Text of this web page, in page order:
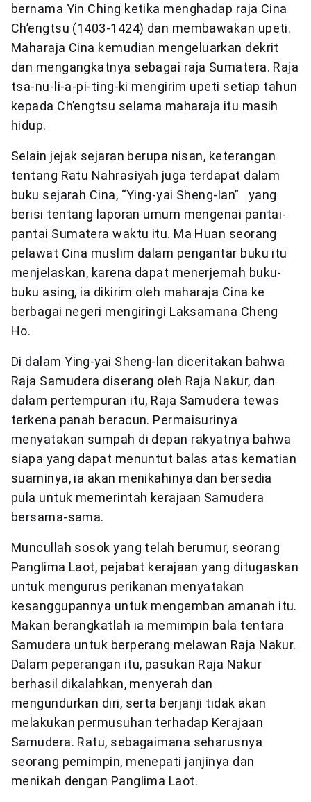
bernama Yin Ching ketika menghadap raja Cina
Ch’engtsu (1403-1424) dan membawakan upeti.
Maharaja Cina kemudian mengeluarkan dekrit
dan mengangkatnya sebagai raja Sumatera. Raja
tsa-nu-li-a-pi-ting-ki mengirim upeti setiap tahun
kepada Ch’engtsu selama maharaja itu masih
hidup.
Selain jejak sejaran berupa nisan, keterangan
tentang Ratu Nahrasiyah juga terdapat dalam
buku sejarah Cina, “Ying-yai Sheng-lan” yang
berisi tentang laporan umum mengenai pantai-
pantai Sumatera waktu itu. Ma Huan seorang
pelawat Cina muslim dalam pengantar buku itu
menjelaskan, karena dapat menerjemah buku-
buku asing, ia dikirim oleh maharaja Cina ke
berbagai negeri mengiringi Laksamana Cheng
Ho.
Di dalam Ying-yai Sheng-lan diceritakan bahwa
Raja Samudera diserang oleh Raja Nakur, dan
dalam pertempuran itu, Raja Samudera tewas
terkena panah beracun. Permaisurinya
menyatakan sumpah di depan rakyatnya bahwa
siapa yang dapat menuntut balas atas kematian
suaminya, ia akan menikahinya dan bersedia
pula untuk memerintah kerajaan Samudera
bersama-sama.
Muncullah sosok yang telah berumur, seorang
Panglima Laot, pejabat kerajaan yang ditugaskan
untuk mengurus perikanan menyatakan
kesanggupannya untuk mengemban amanah itu.
Makan berangkatlah ia memimpin bala tentara
Samudera untuk berperang melawan Raja Nakur.
Dalam peperangan itu, pasukan Raja Nakur
berhasil dikalahkan, menyerah dan
mengundurkan diri, serta berjanji tidak akan
melakukan permusuhan terhadap Kerajaan
Samudera. Ratu, sebagaimana seharusnya
seorang pemimpin, menepati janjinya dan
menikah dengan Panglima Laot.